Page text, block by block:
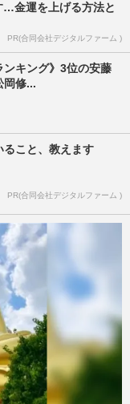
…金運を上げる方法と
PR(合同会社デジタルファーム )
ンキング》3位の安藤
岡修...
ること、教えます
PR(合同会社デジタルファーム )